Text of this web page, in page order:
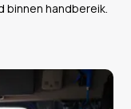
handbereik.